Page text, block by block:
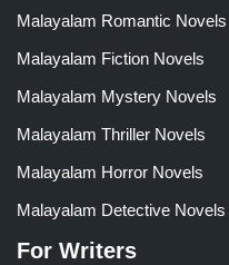
Malayalam Romantic Novels
Malayalam Fiction Novels
Malayalam Mystery Novels
Malayalam Thriller Novels
Malayalam Horror Novels
Malayalam Detective Novels
For Writers